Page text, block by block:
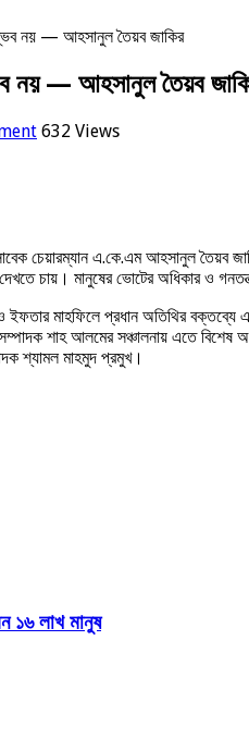
সম্ভব নয় — আহসানুল তৈয়ব জাকির
নয় — আহসানুল তৈয়ব
632 Views
চেয়ারম্যান এ.কে.এম আহসানুল তৈয়ব
চায়। মানুষের ভোটের অধিকার ও
ও ইফতার মাহফিলে প্রধান অতিথির
সম্পাদক শাহ আলমের সঞ্চালনায় এতে
শ্যামল মাহমুদ প্রমুখ।
১৬ লাখ মানুষ